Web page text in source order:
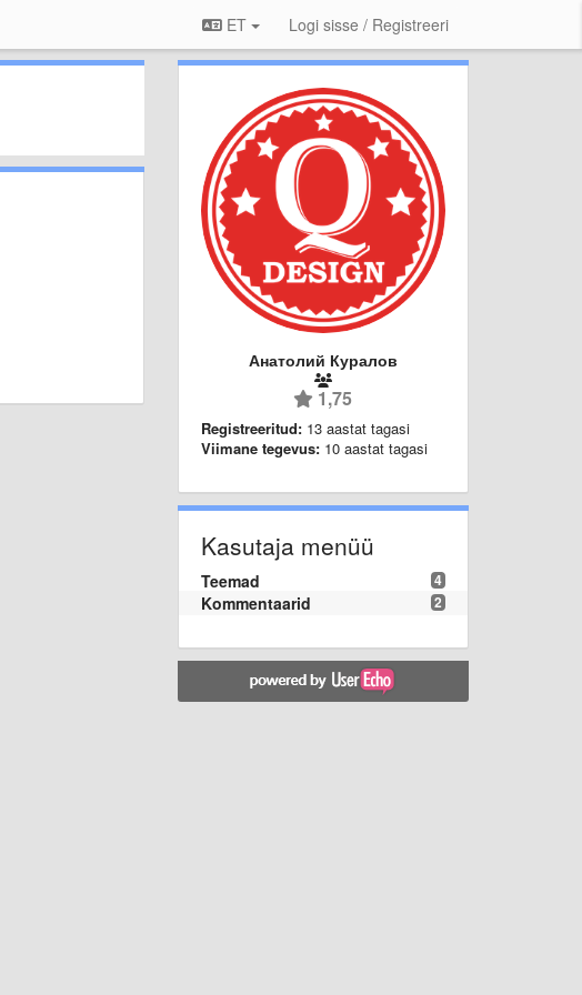
ET Logi sisse / Registreeri
Анатолий Куралов
1,75
Registreeritud: 13 aastat tagasi
Viimane tegevus: 10 aastat tagasi
Kasutaja menüü
4
Teemad
2
Kommentaarid